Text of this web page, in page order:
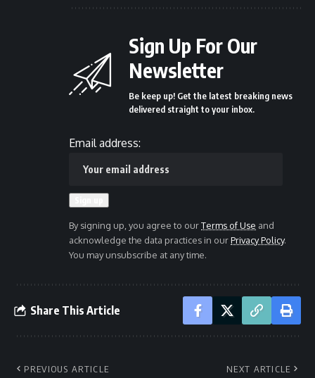
Sign Up For Our
Newsletter
Be keep up! Get the latest breaking news
delivered straight to your inbox.
Email address:
By signing up, you agree to ourTerms of Use and
acknowledge the data practices in ourPrivacy Policy.
You may unsubscribe at any time.
Share This Article
PREVIOUS ARTICLE NEXT ARTICLE